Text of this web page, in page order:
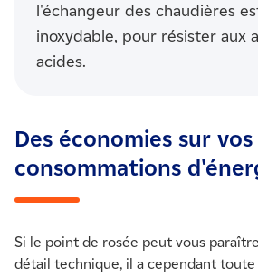
l'échangeur des chaudières
inoxydable, pour résister aux
acides.
Des économies sur vos
consommations
Si le point de rosée peut vous
détail technique, il a cependant toute